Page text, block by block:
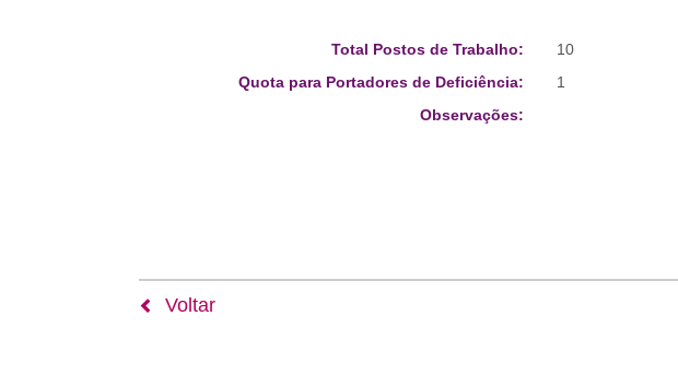
Total Postos de Trabalho:
10
Quota para Portadores de Deficiência:
1
Observações:
Voltar